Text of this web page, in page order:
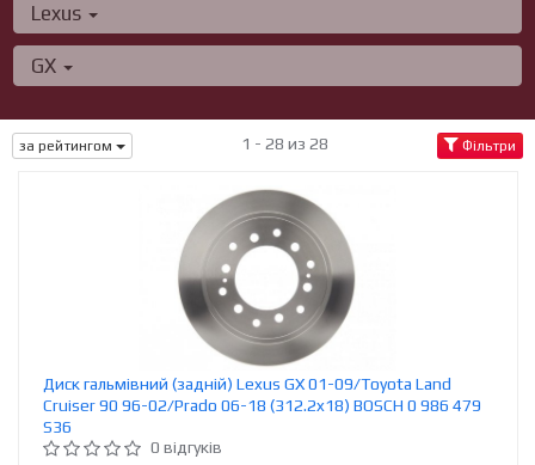
Lexus
GX
за рейтингом 1 - 28 из 28 Фільтри
Диск гальмівний (задній) Lexus GX 01-09/Toyota Land
Cruiser 90 96-02/Prado 06-18 (312.2x18) BOSCH 0 986 479
S36
0 відгуків